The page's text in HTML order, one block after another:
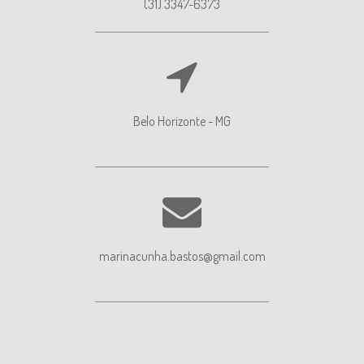
(31) 3347-6373
Belo Horizonte - MG
marinacunha.bastos@gmail.com